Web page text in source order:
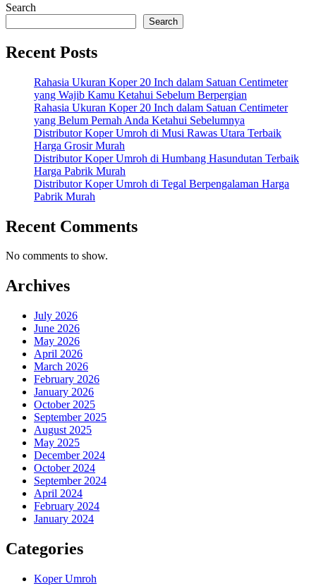
Search
Search
Recent Posts
Rahasia Ukuran Koper 20 Inch dalam Satuan Centimeter
yang Wajib Kamu Ketahui Sebelum Berpergian
Rahasia Ukuran Koper 20 Inch dalam Satuan Centimeter
yang Belum Pernah Anda Ketahui Sebelumnya
Distributor Koper Umroh di Musi Rawas Utara Terbaik
Harga Grosir Murah
Distributor Koper Umroh di Humbang Hasundutan Terbaik
Harga Pabrik Murah
Distributor Koper Umroh di Tegal Berpengalaman Harga
Pabrik Murah
Recent Comments
No comments to show.
Archives
July 2026
June 2026
May 2026
April 2026
March 2026
February 2026
January 2026
October 2025
September 2025
August 2025
May 2025
December 2024
October 2024
September 2024
April 2024
February 2024
January 2024
Categories
Koper Umroh